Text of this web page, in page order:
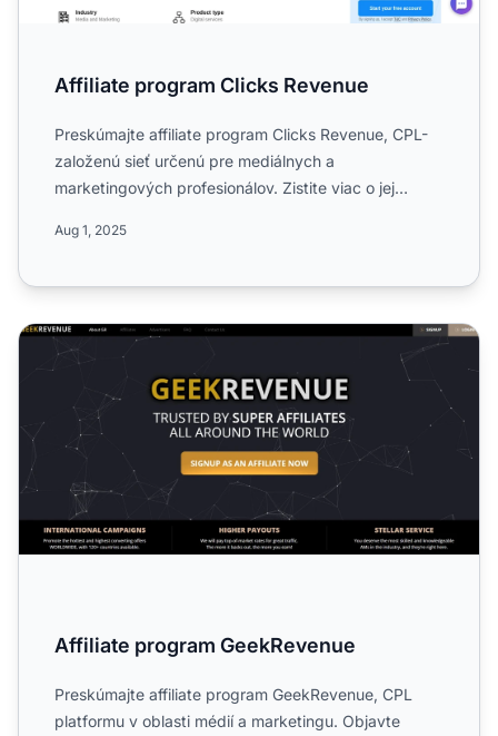
Affiliate program Clicks Revenue
Preskúmajte affiliate program Clicks Revenue, CPL-
založenú sieť určenú pre mediálnych a
marketingových profesionálov. Zistite viac o jej
Aug 1, 2025
Affiliate program GeekRevenue
Affiliate program GeekRevenue
Preskúmajte affiliate program GeekRevenue, CPL
platformu v oblasti médií a marketingu. Objavte